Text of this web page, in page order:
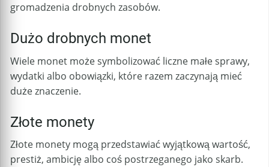
gromadzenia drobnych zasobów.
Dużo drobnych monet
Wiele monet może symbolizować liczne małe sprawy,
wydatki albo obowiązki, które razem zaczynają mieć
duże znaczenie.
Złote monety
Złote monety mogą przedstawiać wyjątkową wartość,
prestiż, ambicję albo coś postrzeganego jako skarb.